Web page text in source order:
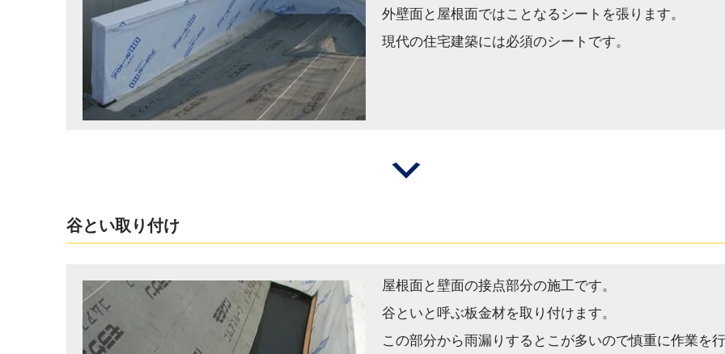
外壁面と屋根面ではことなるシートを張ります。
現代の住宅建築には必須のシートです。
谷とい取り付け
屋根面と壁面の接点部分の施工です。
谷といと呼ぶ板金材を取り付けます。
この部分から雨漏りするとこが多いので慎重に作業を行